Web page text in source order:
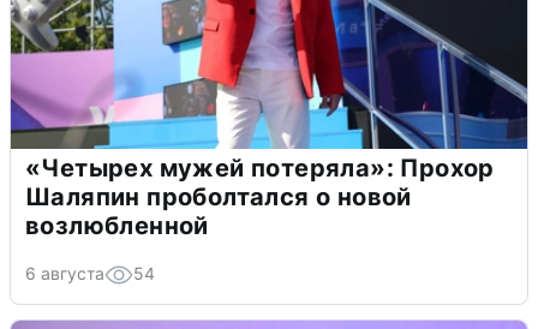
«Четырех мужей потеряла»: Прохор
Шаляпин проболтался о новой
возлюбленной
6 августа 54